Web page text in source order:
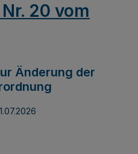
20 vom
Änderung der